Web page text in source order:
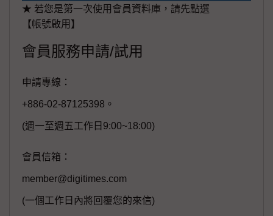
★ 若您是第一次使用會員資料庫，請先點選
【帳號啟用】
會員服務申請/試用
申請專線：
+886-02-87125398。
(週一至週五工作日9:00~18:00)
會員信箱：
member@digitimes.com
(一個工作日內將回覆您的來信)